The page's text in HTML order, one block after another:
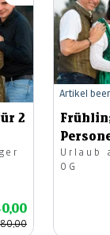
2
Urlaub
OG
Artikel